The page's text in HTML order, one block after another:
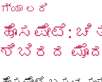
ಗ್ಯಾ ಲರಿ
ಶಿಬಿರದ